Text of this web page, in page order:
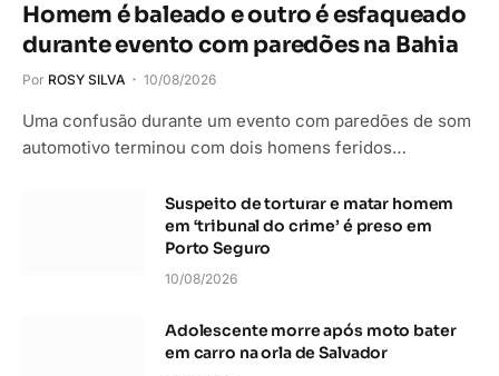
Homem é baleado e outro é esfaqueado
durante evento com paredões na Bahia
Por ROSY SILVA 10/08/2026
Uma confusão durante um evento com paredões de som
automotivo terminou com dois homens feridos…
Suspeito de torturar e matar homem
em ‘tribunal do crime’ é preso em
Porto Seguro
10/08/2026
Adolescente morre após moto bater
em carro na orla de Salvador